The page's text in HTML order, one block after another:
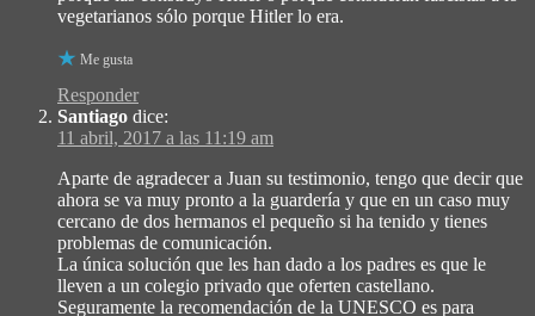
vegetarianos sólo porque Hitler lo era.
Me gusta
Responder
Santiago dice:
11 abril, 2017 a las 11:19 am
Aparte de agradecer a Juan su testimonio, tengo que decir que
ahora se va muy pronto a la guardería y que en un caso muy
cercano de dos hermanos el pequeño si ha tenido y tienes
problemas de comunicación.
La única solución que les han dado a los padres es que le
lleven a un colegio privado que oferten castellano.
Seguramente la recomendación de la UNESCO es para